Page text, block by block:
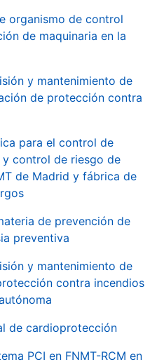
organismo de control
de maquinaria en la
y mantenimiento de
de protección contra
para el control de
control de riesgo de
de Madrid y fábrica de
de prevención de
preventiva
y mantenimiento de
contra incendios
de cardioprotección
PCI en FNMT-RCM en